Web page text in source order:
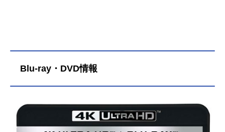
ザリ（北村一輝）サルタン：ナヴィ
ア：ナシム・ペドラド（沢城みゆ
ーマン・アチャル（宮内敦士）スタ
ッフ監督：ガイ・リッチー脚本：ジ
ョン・オーガスト ガイ・リッチー
Blu-ray・DVD情報